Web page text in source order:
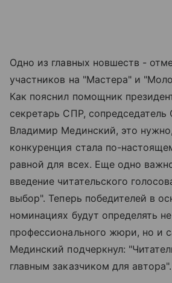
Одно из главных новшеств -
участников на "Мастера" и
Как пояснил помощник
секретарь СПР,
Владимир Мединский, это
конкуренция стала по-
равной для всех. Еще одно
введение читательского
выбор". Теперь победителей в
номинациях будут определять
профессионального жюри, но и
Мединский подчеркнул:
главным заказчиком для автора".